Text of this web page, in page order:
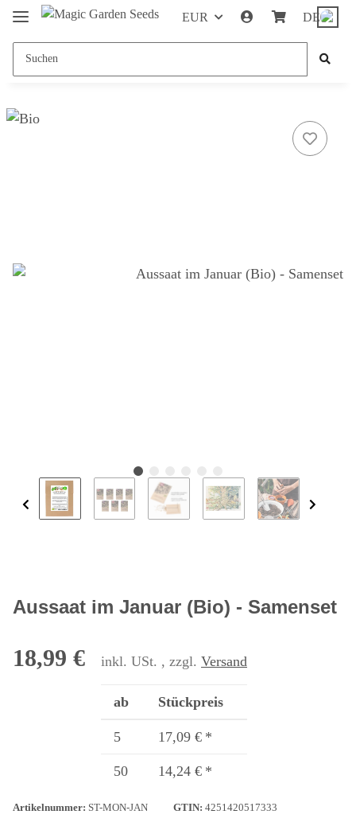
EUR DE
Aussaat im Januar (Bio) - Samenset
18,99 € inkl. USt. , zzgl. Versand
ab Stückpreis
5 17,09 € *
50 14,24 € *
Artikelnummer: ST-MON-JAN GTIN: 4251420517333